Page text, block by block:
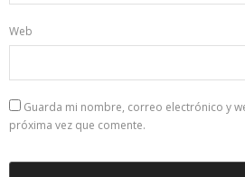
Web
Guarda mi nombre, correo electrónico y
próxima vez que comente.